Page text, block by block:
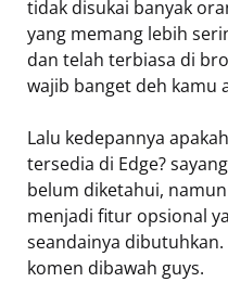
tidak disukai banyak
yang memang lebih
dan telah terbiasa di
wajib banget deh kamu
Lalu kedepannya
tersedia di Edge?
belum diketahui,
menjadi fitur opsional
seandainya
komen dibawah guys.